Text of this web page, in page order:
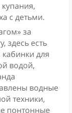
с детьми.
за
здесь есть
для
водой,
водные
техники,
понтонные